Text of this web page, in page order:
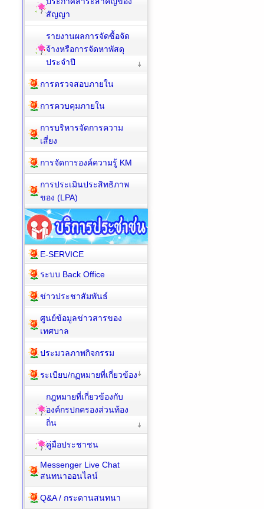
สัญญา
รายงานผลการจัดซื้อจัด
จ้างหรือการจัดหาพัสดุ
ประจำปี
การตรวจสอบภายใน
การควบคุมภายใน
การบริหารจัดการความ
เสี่ยง
การจัดการองค์ความรู้ KM
การประเมินประสิทธิภาพ
ของ (LPA)
E-SERVICE
ระบบ Back Office
ข่าวประชาสัมพันธ์
ศูนย์ข้อมูลข่าวสารของ
เทศบาล
ประมวลภาพกิจกรรม
ระเบียบ/กฏหมายที่เกี่ยวข้อง
กฎหมายที่เกี่ยวข้องกับ
องค์กรปกครองส่วนท้อง
ถิ่น
คู่มือประชาชน
Messenger Live Chat
สนทนาออนไลน์
Q&A / กระดานสนทนา